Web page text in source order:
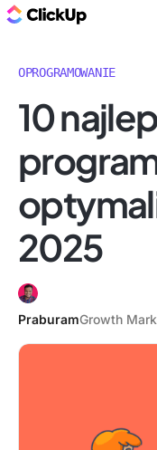
OPROGRAMOWANIE
10
2025
PraburamGrowth